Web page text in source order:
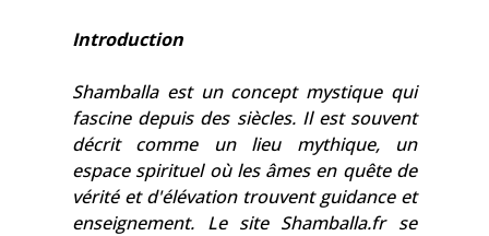
Introduction
Shamballa est un concept mystique qui
fascine depuis des siècles. Il est souvent
décrit comme un lieu mythique, un
espace spirituel où les âmes en quête de
vérité et d'élévation trouvent guidance et
enseignement. Le site Shamballa.fr se